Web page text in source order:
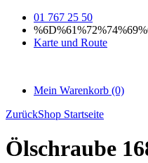
01 767 25 50
Karte und Route
Mein Warenkorb (0)
ZurückShop Startseite
Ölschraube